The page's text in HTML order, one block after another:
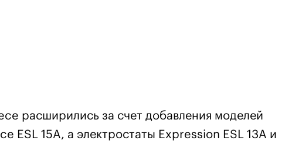
расширились за счет добавления моделей
ESL 15A, а электростаты Expression ESL 13A и